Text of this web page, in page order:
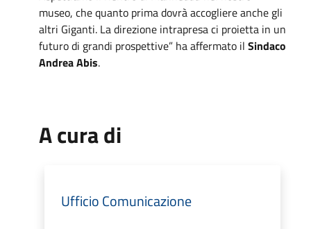
museo, che quanto prima dovrà accogliere anche gli
altri Giganti. La direzione intrapresa ci proietta in un
futuro di grandi prospettive” ha affermato il Sindaco
Andrea Abis.
A cura di
Ufficio Comunicazione